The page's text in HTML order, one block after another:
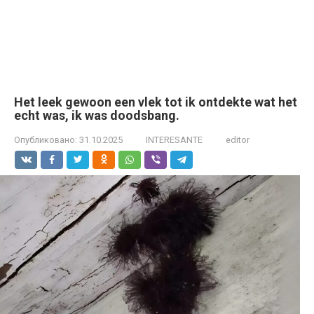
Het leek gewoon een vlek tot ik ontdekte wat het
echt was, ik was doodsbang.
Опубликовано: 31.10.2025 INTERESANTE editor